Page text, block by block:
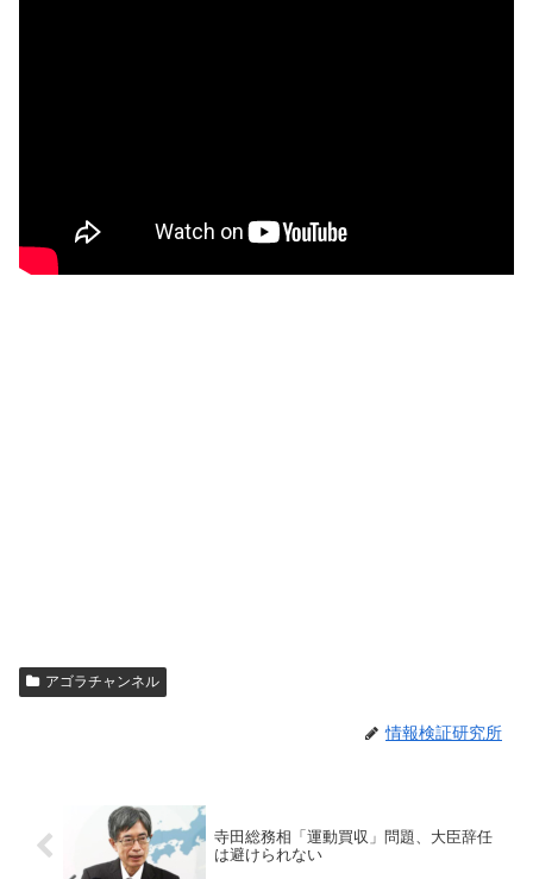
アゴラチャンネル
情報検証研究所
寺田総務相「運動買収」問題、大臣辞任
は避けられない